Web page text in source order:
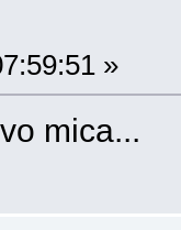
»
mica...